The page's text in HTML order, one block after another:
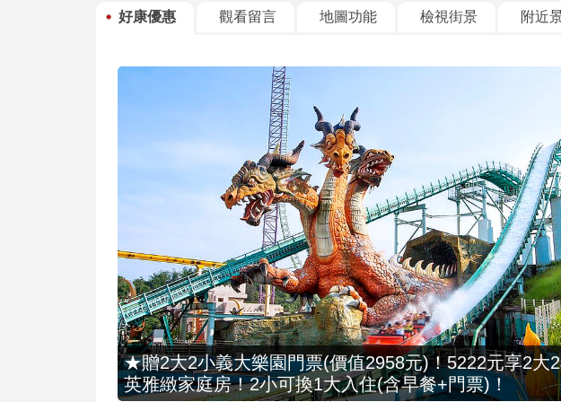
好康優惠 觀看留言 地圖功能 檢視街景 附近
★贈2大2小義大樂園門票(價值2958元)！5222元享2大
英雅緻家庭房！2小可換1大入住(含早餐+門票)！